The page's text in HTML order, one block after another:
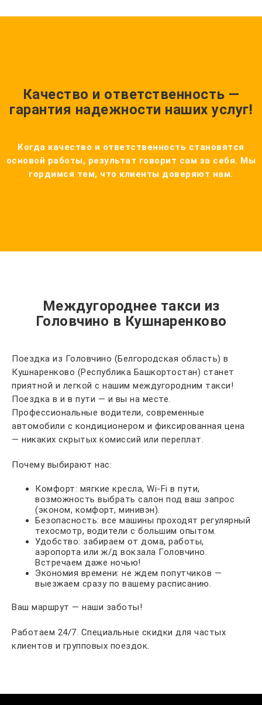
Качество и ответственность —
гарантия надежности наших услуг!
Когда качество и ответственность становятся
основой работы, результат говорит сам за себя. Мы
гордимся тем, что клиенты доверяют нам.
Междугороднее такси из
Головчино в Кушнаренково
Поездка из Головчино (Белгородская область) в
Кушнаренково (Республика Башкортостан) станет
приятной и легкой с нашим междугородним такси!
Поездка в и в пути — и вы на месте.
Профессиональные водители, современные
автомобили с кондиционером и фиксированная цена
— никаких скрытых комиссий или переплат.
Почему выбирают нас:
Комфорт: мягкие кресла, Wi-Fi в пути,
возможность выбрать салон под ваш запрос
(эконом, комфорт, минивэн).
Безопасность: все машины проходят регулярный
техосмотр, водители с большим опытом.
Удобство: забираем от дома, работы,
аэропорта или ж/д вокзала Головчино.
Встречаем даже ночью!
Экономия времени: не ждем попутчиков —
выезжаем сразу по вашему расписанию.
Ваш маршрут — наши заботы!
Работаем 24/7. Специальные скидки для частых
клиентов и групповых поездок.